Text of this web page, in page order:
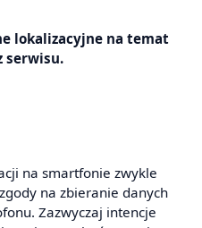
lokalizacyjne na temat
serwisu.
na smartfonie zwykle
na zbieranie danych
Zazwyczaj intencje